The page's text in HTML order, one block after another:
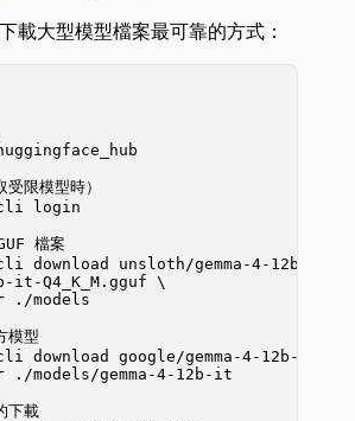
載大型模型檔案最可靠的方式：
限模型時）
login
檔案
download
unsloth/gemma-4-12b-it-
it-Q4_K_M.gguf
\
./models
模型
download google/gemma-4-12b-it
./models/gemma-4-12b-it
下載